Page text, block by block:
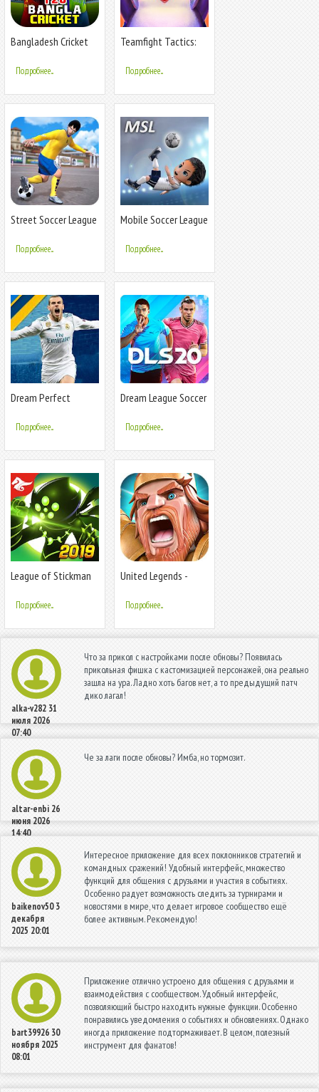
Bangladesh Cricket
Подробнее...
Teamfight Tactics:
Legends
Подробнее...
Street Soccer League
Football Game
Подробнее...
Mobile Soccer League
Подробнее...
Dream Perfect
Подробнее...
Dream League Soccer
Подробнее...
League of Stickman
PVP(Dreamsky)
Подробнее...
United Legends -
Страну!
Подробнее...
alka-v282 31
июля 2026
07:40
Что за прикол с настройками после обновы? Появилась
прикольная фишка с кастомизацией персонажей, она реально
зашла на ура. Ладно хоть багов нет, а то предыдущий патч
дико лагал!
altar-enbi 26
июня 2026
14:40
Че за лаги после обновы? Имба, но тормозит.
baikenov50 3
декабря
2025 20:01
Интересное приложение для всех поклонников стратегий и
командных сражений! Удобный интерфейс, множество
функций для общения с друзьями и участия в событиях.
Особенно радует возможность следить за турнирами и
новостями в мире, что делает игровое сообщество ещё
более активным. Рекомендую!
bart39926 30
ноября 2025
08:01
Приложение отлично устроено для общения с друзьями и
взаимодействия с сообществом. Удобный интерфейс,
позволяющий быстро находить нужные функции. Особенно
понравились уведомления о событиях и обновлениях. Однако
иногда приложение подтормаживает. В целом, полезный
инструмент для фанатов!